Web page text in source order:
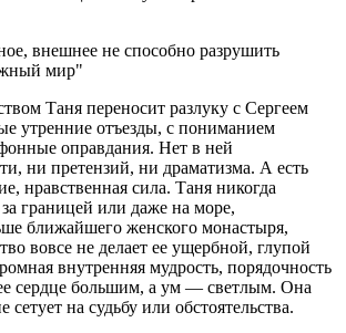
внешнее не способно разрушить
мир
Таня переносит разлуку с Сергеем
утренние отъезды, с пониманием
оправдания. Нет в ней
ни претензий, ни драматизма. А есть
нравственная сила. Таня никогда
границей или даже на море,
ближайшего женского монастыря,
вовсе не делает ее ущербной, глупой
внутренняя мудрость, порядочность
сердце большим, а ум — светлым. Она
сетует на судьбу или обстоятельства.